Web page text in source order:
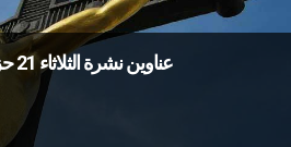
عناوين نشرة الثلاثاء 21 حزيران 2022: مجانية الحبّ